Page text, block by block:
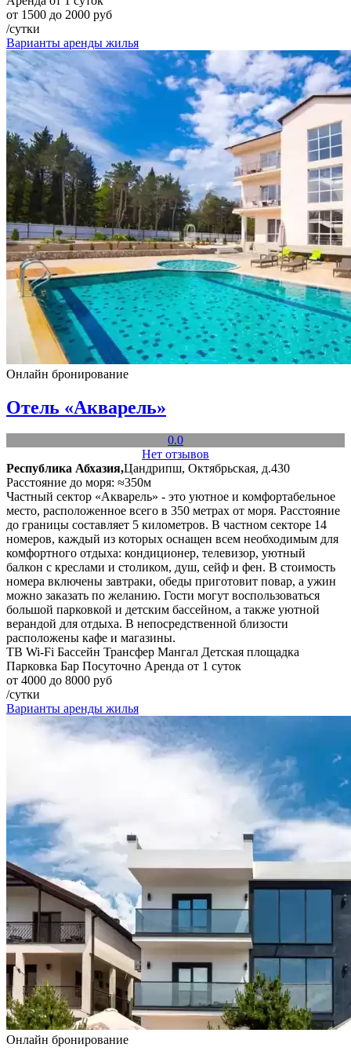
от 1500 до 2000 руб
/сутки
Варианты аренды жилья
Онлайн бронирование
Отель «Акварель»
0.0
Нет отзывов
Республика Абхазия,Цандрипш, Октябрьская, д.430
Расстояние до моря: ≈350м
Частный сектор «Акварель» - это уютное и комфортабельное
место, расположенное всего в 350 метрах от моря. Расстояние
до границы составляет 5 километров. В частном секторе 14
номеров, каждый из которых оснащен всем необходимым для
комфортного отдыха: кондиционер, телевизор, уютный
балкон с креслами и столиком, душ, сейф и фен. В стоимость
номера включены завтраки, обеды приготовит повар, а ужин
можно заказать по желанию. Гости могут воспользоваться
большой парковкой и детским бассейном, а также уютной
верандой для отдыха. В непосредственной близости
расположены кафе и магазины.
ТВ Wi-Fi Бассейн Трансфер Мангал Детская площадка
Парковка Бар Посуточно Аренда от 1 суток
от 4000 до 8000 руб
/сутки
Варианты аренды жилья
Онлайн бронирование